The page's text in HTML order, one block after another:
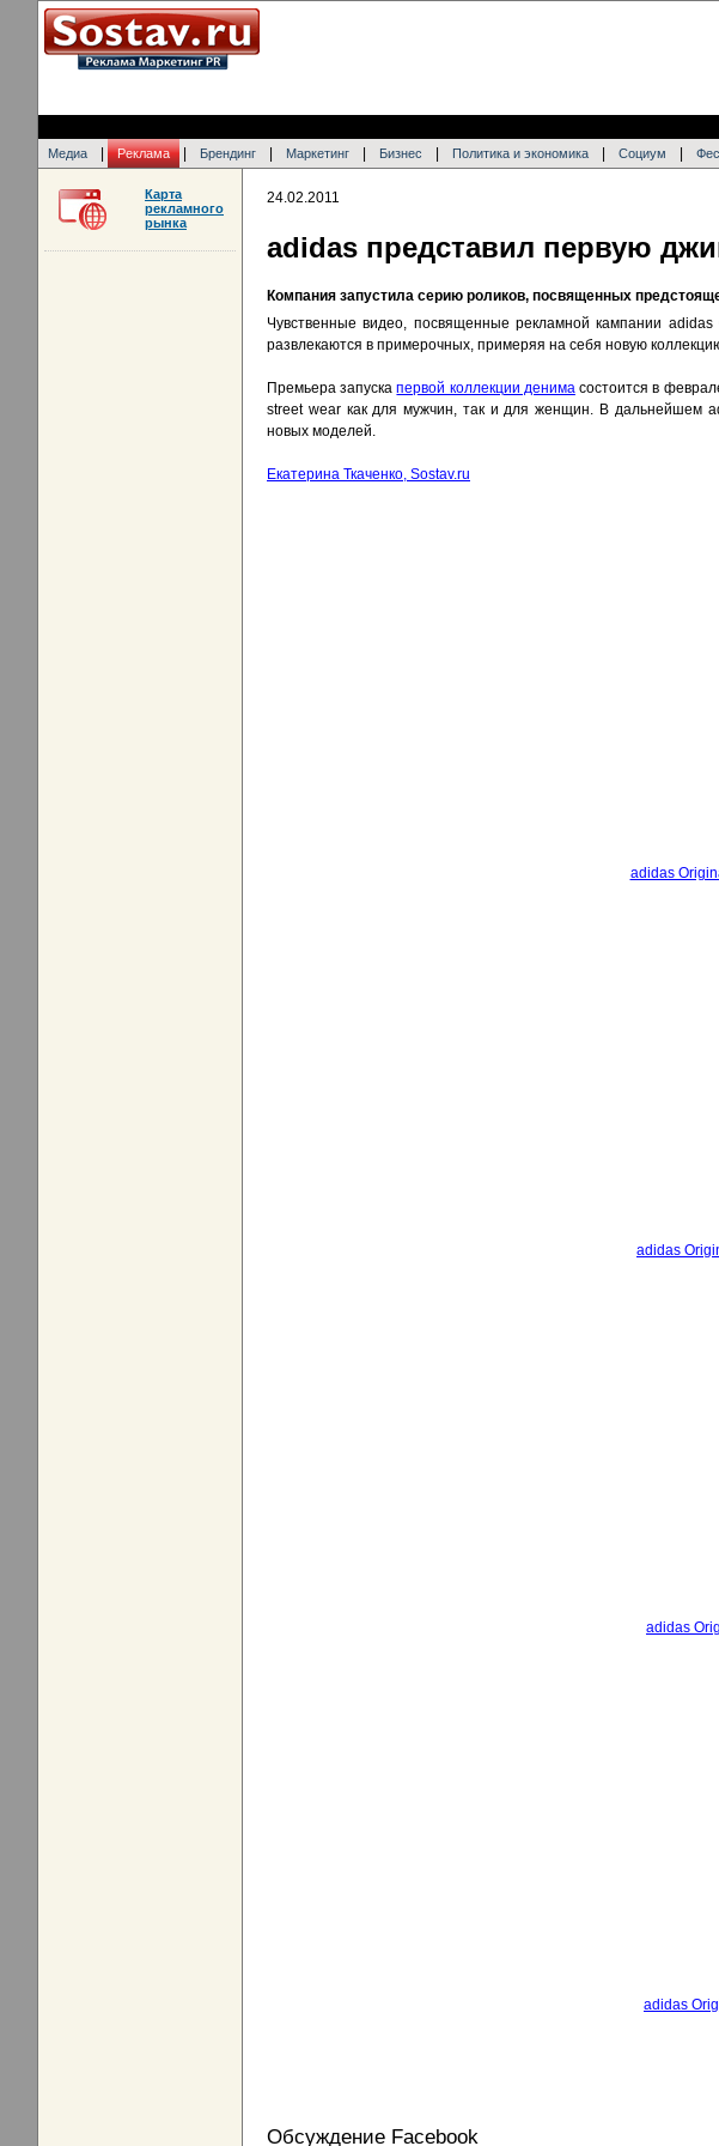
Медиа Реклама Брендинг Маркетинг Бизнес Политика и экономика Социум
24.02.2011
adidas представил первую
Компания запустила серию роликов, посвященных
Чувственные видео, посвященные рекламной кампании
развлекаются в примерочных, примеряя на себя новую
Премьера запускапервой коллекции денимасостоится в
street wear как для мужчин, так и для женщин. В дальнейшем
новых моделей.
Екатерина Ткаченко, Sostav.ru
adidas
adidas
adidas
adidas
Обсуждение Facebook
Карта
рекламного
рынка